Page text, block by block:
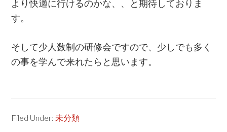
より快適に行けるのかな、、と期待しておりま
す。
そして少人数制の研修会ですので、少しでも多く
の事を学んで来れたらと思います。
Filed Under: 未分類